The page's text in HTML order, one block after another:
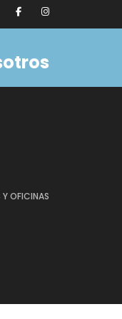
Y OFICINAS